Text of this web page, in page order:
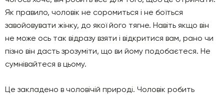
Як правило, чоловік не соромиться і не боїться
завойовувати жінку, до якої його тягне. Навіть якщо він
не може ось так відразу взяти і відкритися вам, рано чи
пізно він дасть зрозуміти, що ви йому подобаєтеся. Не
сумнівайтеся в цьому.
Це закладено в чоловічій природі. Чоловік робить